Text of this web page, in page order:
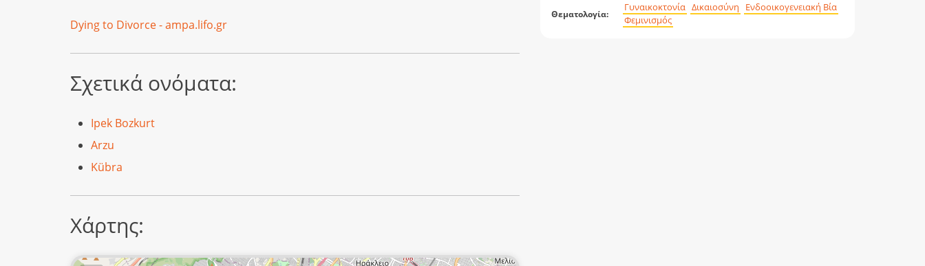
Dying to Divorce - ampa.lifo.gr
Σχετικά ονόματα:
Ipek Bozkurt
Arzu
Kübra
Χάρτης:
Θεματολογία:
Γυναικοκτονία Δικαιοσύνη
Ενδοοικογενειακή Βία
Φεμινισμός